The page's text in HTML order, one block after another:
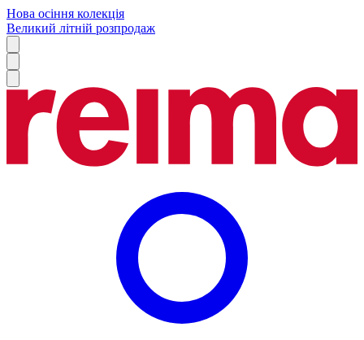
Нова осіння колекція
Великий літній розпродаж